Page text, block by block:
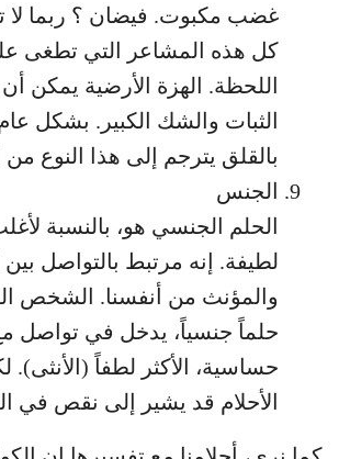
غضب مكبوت. فيضان ؟ ربما لا
كل هذه المشاعر التي تطغى
اللحظة. الهزة الأرضية يمكن
الثبات والشك الكبير. بشكل
بالقلق يترجم إلى هذا النوع من
الجنس
الحلم الجنسي هو، بالنسبة
لطيفة. إنه مرتبط بالتواصل بين
والمؤنث من أنفسنا. الشخص
حلماً جنسياً، يدخل في تواصل مع
حساسية، الأكثر لطفاً
الأحلام قد يشير إلى نقص في